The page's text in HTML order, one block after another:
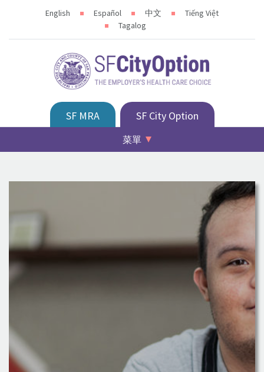
English Español 中文
Tiếng Việt
Tagalog
SF MRA SF City Option
菜單